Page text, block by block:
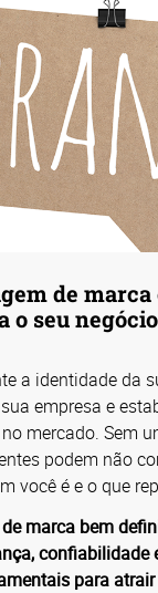
de
o seu negócio
a identidade da
empresa e
mercado. Sem
podem não
você é e o que
marca bem
confiabilidade
para atrair